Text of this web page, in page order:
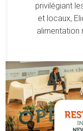
privilégiant
et locaux,
alimentation